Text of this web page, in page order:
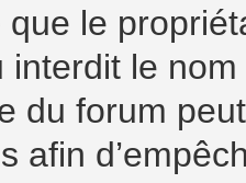
que le
interdit le
du forum
afin